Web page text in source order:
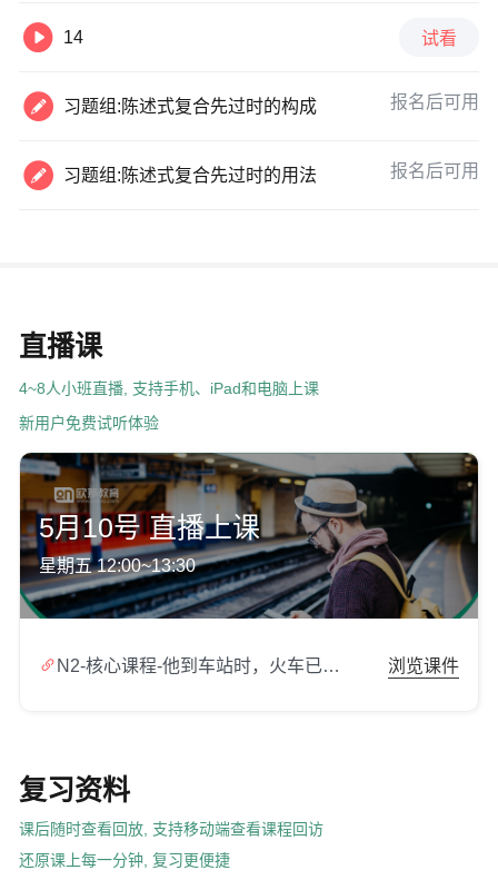
 14 试看
 习题组:陈述式复合先过时的构成 报名后可用
 习题组:陈述式复合先过时的用法 报名后可用
直播课
4~8人小班直播, 支持手机、iPad和电脑上课
新用户免费试听体验
5月10号 直播上课
星期五 12:00~13:30
 N2-核心课程-他到车站时，火车已经开走了.zip 浏览课件
复习资料
课后随时查看回放, 支持移动端查看课程回访
还原课上每一分钟, 复习更便捷